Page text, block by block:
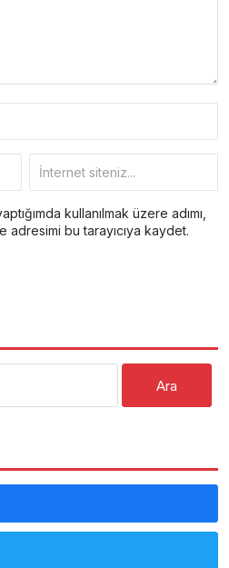
kullanılmak üzere adımı,
bu tarayıcıya kaydet.